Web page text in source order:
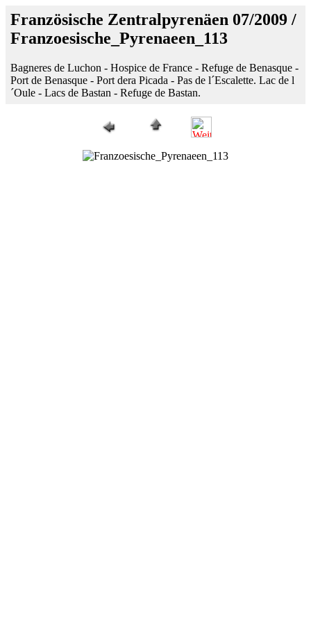
Französische Zentralpyrenäen 07/2009 /
Franzoesische_Pyrenaeen_113
Bagneres de Luchon - Hospice de France - Refuge de Benasque -
Port de Benasque - Port dera Picada - Pas de l´Escalette. Lac de l
´Oule - Lacs de Bastan - Refuge de Bastan.